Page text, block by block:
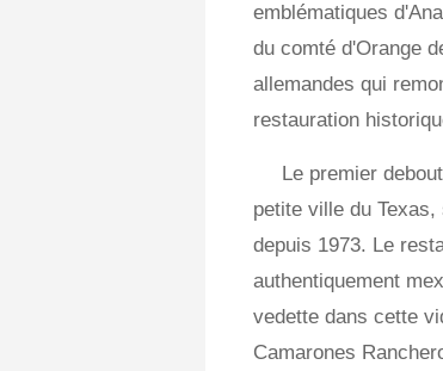
emblématiques
du comté d'Orange
allemandes qui
restauration
Le premier
petite ville du
depuis 1973. Le
authentiquement
vedette dans cette
Camarones